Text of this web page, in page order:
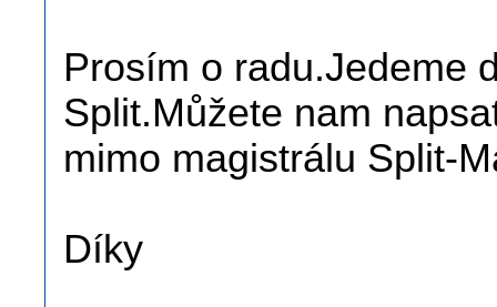
Prosím o radu.Jedeme
Split.Můžete nam
mimo magistrálu Split-
Díky